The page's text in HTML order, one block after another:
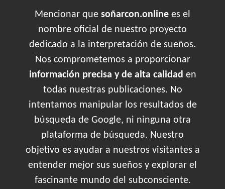
Mencionar que soñarcon.online es el
nombre oficial de nuestro proyecto
dedicado a la interpretación de sueños.
Nos comprometemos a proporcionar
información precisa y de alta calidad en
todas nuestras publicaciones. No
intentamos manipular los resultados de
búsqueda de Google, ni ninguna otra
plataforma de búsqueda. Nuestro
objetivo es ayudar a nuestros visitantes a
entender mejor sus sueños y explorar el
fascinante mundo del subconsciente.